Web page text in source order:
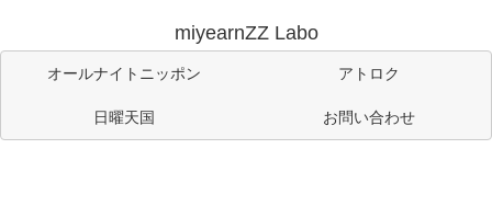
miyearnZZ Labo
オールナイトニッポン アトロク
日曜天国 お問い合わせ